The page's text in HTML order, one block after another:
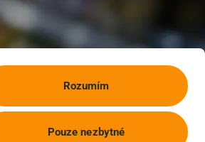
Rozumím
Pouze nezbytné